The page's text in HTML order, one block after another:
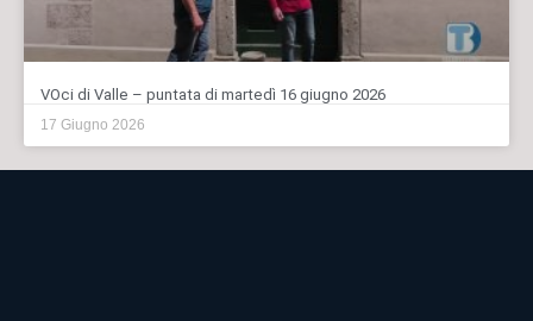
VOci di Valle – puntata di martedì 16 giugno 2026
17 Giugno 2026